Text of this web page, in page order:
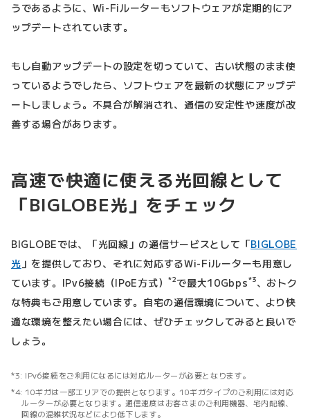
うであるように、Wi-Fiルーターもソフトウェアが定期的にア
ップデートされています。
もし自動アップデートの設定を切っていて、古い状態のまま使
っているようでしたら、ソフトウェアを最新の状態にアップデ
ートしましょう。不具合が解消され、通信の安定性や速度が改
善する場合があります。
高速で快適に使える光回線として
「BIGLOBE光」をチェック
BIGLOBEでは、「光回線」の通信サービスとして「BIGLOBE
光 」を提供しており、それに対応するWi-Fiルーターも用意し
ています。IPv6接続（IPoE方式）*2で最大10Gbps*3、おトク
な特典もご用意しています。自宅の通信環境について、より快
適な環境を整えたい場合には、ぜひチェックしてみると良いで
しょう。
IPv6接続をご利用になるには対応ルーターが必要となります。
10ギガは一部エリアでの提供となります。10ギガタイプのご利用には対応
ルーターが必要となります。通信速度はお客さまのご利用機器、宅内配線、
回線の混雑状況などにより低下します。